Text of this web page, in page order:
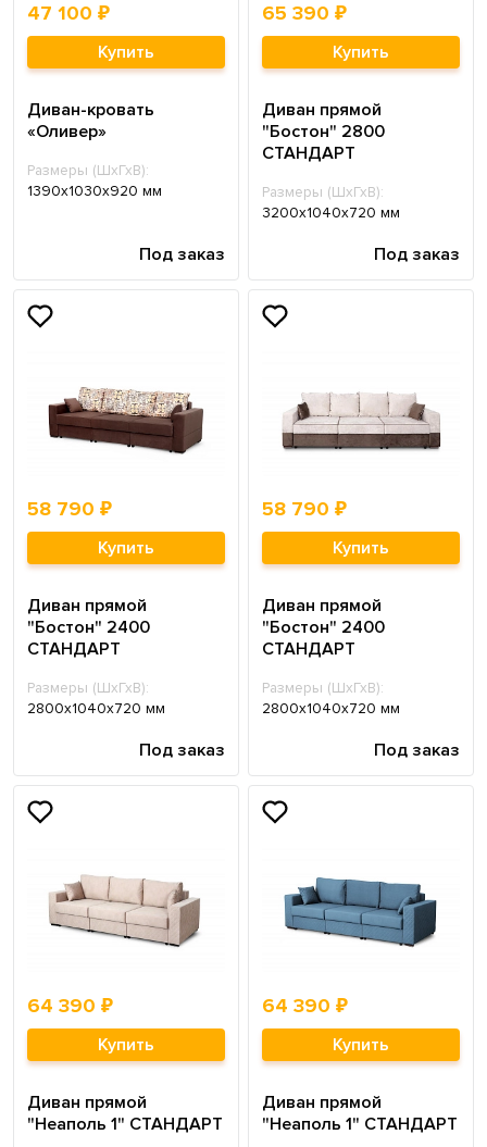
47 100 ₽
Купить
Диван-кровать
«Оливер»
Размеры (ШхГхВ):
1390х1030х920 мм
Под заказ
65 390 ₽
Купить
Диван прямой
"Бостон" 2800
СТАНДАРТ
Размеры (ШхГхВ):
3200х1040х720 мм
Под заказ
58 790 ₽
Купить
Диван прямой
"Бостон" 2400
СТАНДАРТ
Размеры (ШхГхВ):
2800х1040х720 мм
Под заказ
58 790 ₽
Купить
Диван прямой
"Бостон" 2400
СТАНДАРТ
Размеры (ШхГхВ):
2800х1040х720 мм
Под заказ
64 390 ₽
Купить
Диван прямой
"Неаполь 1" СТАНДАРТ
64 390 ₽
Купить
Диван прямой
"Неаполь 1" СТАНДАРТ